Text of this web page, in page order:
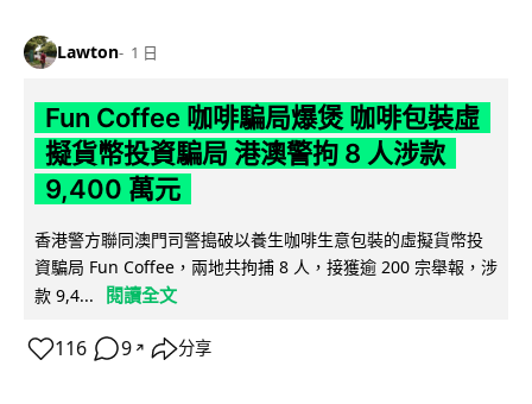
Lawton 1 日
Fun Coffee 咖啡騙局爆煲 咖啡包裝虛
擬貨幣投資騙局 港澳警拘 8 人涉款
9,400 萬元
香港警方聯同澳門司警搗破以養生咖啡生意包裝的虛擬貨幣投
資騙局 Fun Coffee，兩地共拘捕 8 人，接獲逾 200 宗舉報，涉
款 9,4...
閱讀全文
116 9 ↗ 分享